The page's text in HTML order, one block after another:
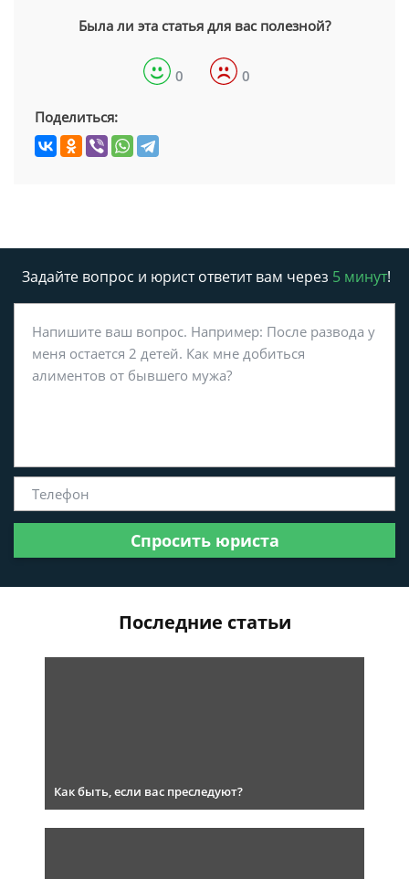
Была ли эта статья для вас полезной?
0 0
Поделиться:
Задайте вопрос и юрист ответит вам через 5 минут!
Спросить юриста
Последние статьи
Как быть, если вас преследуют?